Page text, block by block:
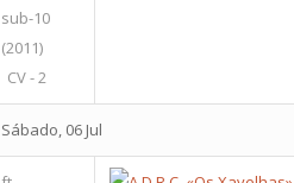
sub-10
(2011)
CV - 2
Sábado, 06 Jul